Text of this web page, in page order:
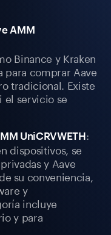
AMM
Binance y Kraken
comprar Aave
tradicional. Existe
el servicio se
UniCRVWETH:
dispositivos, se
y Aave
su conveniencia,
y
incluye
y para